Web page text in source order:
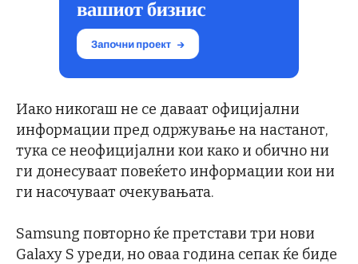
Иако никогаш не се даваат официјални
информации пред одржување на настанот,
тука се неофицијални кои како и обично ни
ги донесуваат повеќето информации кои ни
ги насочуваат очекувањата.
Samsung повторно ќе претстави три нови
Galaxy S уреди, но оваа година сепак ќе биде